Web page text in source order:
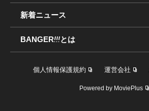
新着ニュース
BANGER!!!とは
個人情報保護規約 運営会社
Powered by MoviePlus